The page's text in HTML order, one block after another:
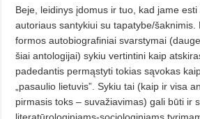
Beje, leidinys įdomus ir tuo, kad jame
autoriaus santykiui su tapatybe/šaknimis.
formos autobiografiniai svarstymai
šiai antologijai) sykiu vertintini kaip
padedantis permąstyti tokias sąvokas
„pasaulio lietuvis”. Sykiu tai (kaip ir visa
pirmasis toks – suvažiavimas) gali būti ir
literatūrologiniams-sociologiniams